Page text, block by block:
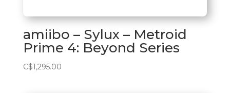
amiibo – Sylux – Metroid
Prime 4: Beyond Series
C$1,295.00